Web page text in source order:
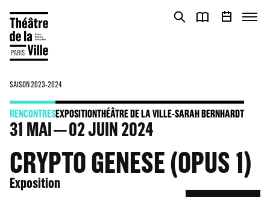
SAISON 2023-2024
RENCONTRESEXPOSITIONTHÉÂTRE DE LA VILLE-SARAH BERNHARDT
31 MAI 02JUIN 2024
CRYPTO GENESE (OPUS 1)
Exposition